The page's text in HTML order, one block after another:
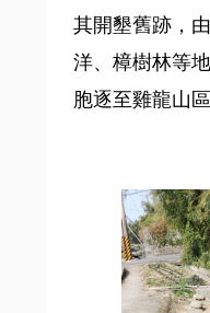
其開墾舊跡，
洋、樟樹林等
胞逐至雞龍山